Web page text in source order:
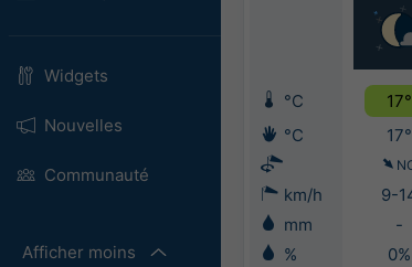
Widgets
Nouvelles
Communauté
Afficher moins
°C 17°
°C
17°
km/h 9-
mm
-
%
0%